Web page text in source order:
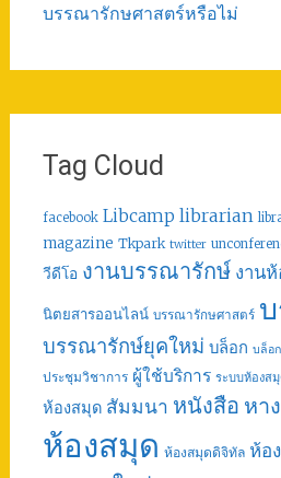
บรรณารักษศาสตร์หรือไม่
Tag Cloud
facebook Libcamp librarian
magazine Tkpark twitter
วีดีโอ งานบรรณารักษ์ งาน
นิตยสารออนไลน์ บรรณารักษศาสตร์
บรรณารักษ์ยุคใหม่ บล็อก บล็อ
ประชุมวิชาการ ผู้ใช้บริการ ระบบห้องส
ห้องสมุด สัมมนา หนังสือ หา
ห้องสมุด ห้องสมุดดิจิทัล ห้อ